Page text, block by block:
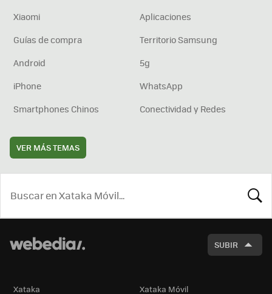
Xiaomi
Aplicaciones
Guías de compra
Territorio Samsung
Android
5g
iPhone
WhatsApp
Smartphones Chinos
Conectividad y Redes
VER MÁS TEMAS
SUBIR
Xataka Xataka Móvil